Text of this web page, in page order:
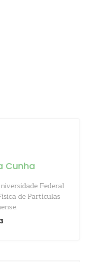
Cunha
Federal
de Partículas